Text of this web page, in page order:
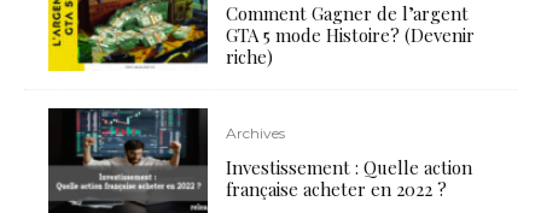
Comment Gagner de l’argent
GTA 5 mode Histoire? (Devenir
riche)
Archives
Investissement : Quelle action
française acheter en 2022 ?